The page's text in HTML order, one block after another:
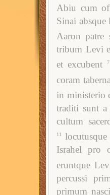
Abiu cum
Sinai absque
Aaron patre
tribum Levi
et excubent
7
coram
in ministerio
traditi sunt a
cultum
11
Israhel pro
eruntque
percussi
primum